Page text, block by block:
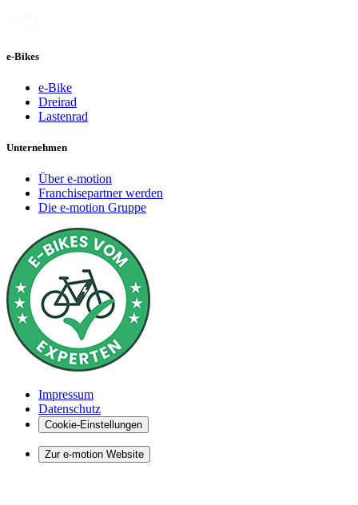
e-Bikes
e-Bike
Dreirad
Lastenrad
Unternehmen
Über e-motion
Franchisepartner werden
Die e-motion Gruppe
Impressum
Datenschutz
Cookie-Einstellungen
Zur e-motion Website